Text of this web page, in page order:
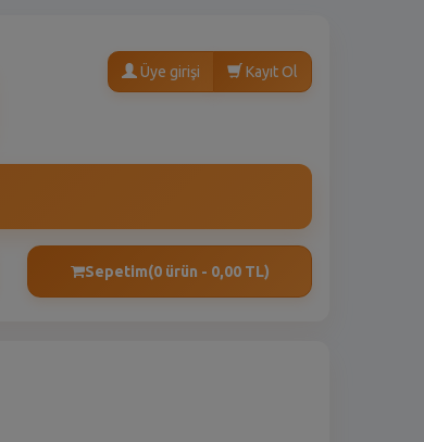
Üye girişi Kayıt Ol
Sepetim(0 ürün - 0,00 TL)